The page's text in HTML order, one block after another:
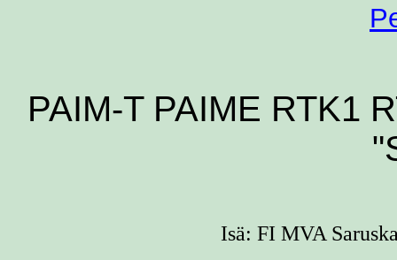
PAIM-T PAIME RTK1
"
Isä: FI MVA